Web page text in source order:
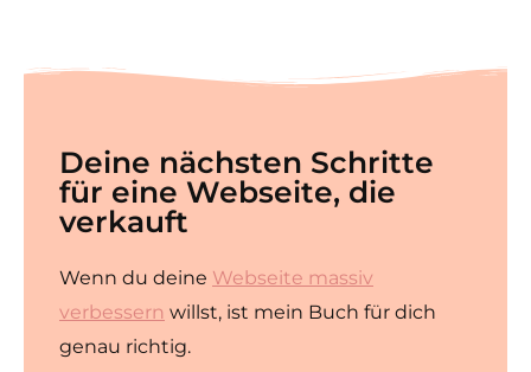
Deine nächsten Schritte
für eine Webseite, die
verkauft
Wenn du deine Webseite massiv
verbessern willst, ist mein Buch für dich
genau richtig.